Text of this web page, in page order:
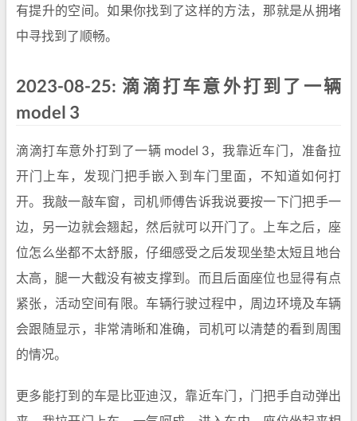
有提升的空间。如果你找到了这样的方法，那就是从拥堵
中寻找到了顺畅。
2023-08-25: 滴滴打车意外打到了一辆
model 3
滴滴打车意外打到了一辆 model 3，我靠近车门，准备拉
开门上车，发现门把手嵌入到车门里面，不知道如何打
开。我敲一敲车窗，司机师傅告诉我说要按一下门把手一
边，另一边就会翘起，然后就可以开门了。上车之后，座
位怎么坐都不太舒服，仔细感受之后发现坐垫太短且地台
太高，腿一大截没有被支撑到。而且后面座位也显得有点
紧张，活动空间有限。车辆行驶过程中，周边环境及车辆
会跟随显示，非常清晰和准确，司机可以清楚的看到周围
的情况。
更多能打到的车是比亚迪汉，靠近车门，门把手自动弹出